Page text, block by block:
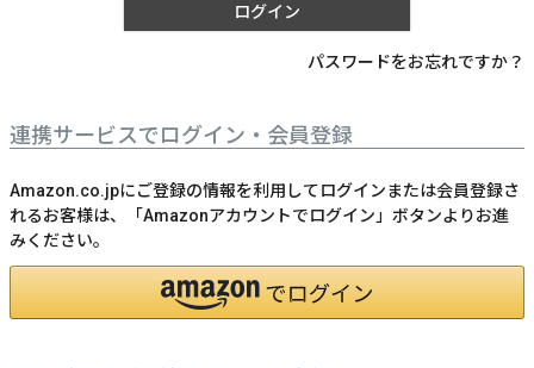
ログイン
パスワードをお忘れですか？
連携サービスでログイン・会員登録
Amazon.co.jpにご登録の情報を利用してログインまたは会員登録さ
れるお客様は、「Amazonアカウントでログイン」ボタンよりお進
みください。